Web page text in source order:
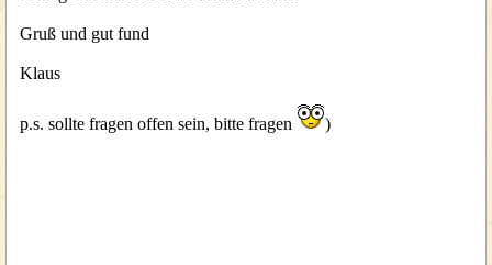
Gruß und gut fund
Klaus
p.s. sollte fragen offen sein, bitte fragen )